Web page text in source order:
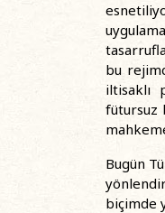
bu
iltisaklı
fütursuz
Bugün
biçimde